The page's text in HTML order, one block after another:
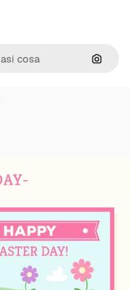
Cerca